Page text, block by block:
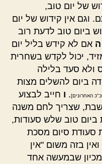
של יום טוב,
וגם אין קידוש של יום
ביום טוב לדעת רוב
ה אם לא קידש בליל יום
יכול לקדש בשחרית
ולא סעד בלילה
ביום להשלים מצות
האחרונים]. ו חייב לבצוע
שצריך לחם משנה
ביום טוב שלש סעודות,
סעודת סיום מסכת
בזה משום "אין
שבמעשה אחד